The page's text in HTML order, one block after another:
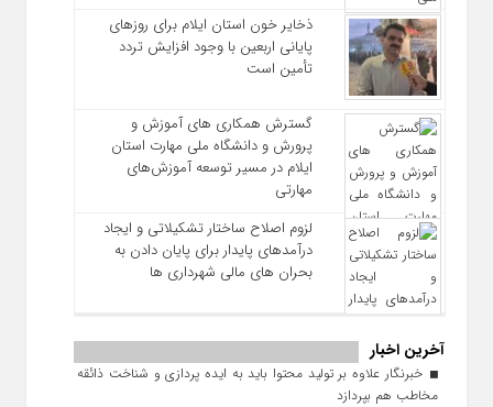
ذخایر خون استان ایلام برای روزهای
پایانی اربعین با وجود افزایش تردد
تأمین است
گسترش همکاری‌ های آموزش و
پرورش و دانشگاه ملی مهارت استان
ایلام در مسیر توسعه آموزش‌های
مهارتی
لزوم اصلاح ساختار تشکیلاتی و ایجاد
درآمدهای پایدار برای پایان دادن به
بحران‌ های مالی شهرداری‌ ها
آخرین اخبار
خبرنگار علاوه بر تولید محتوا باید به ایده‌ پردازی و شناخت ذائقه
مخاطب هم بپردازد